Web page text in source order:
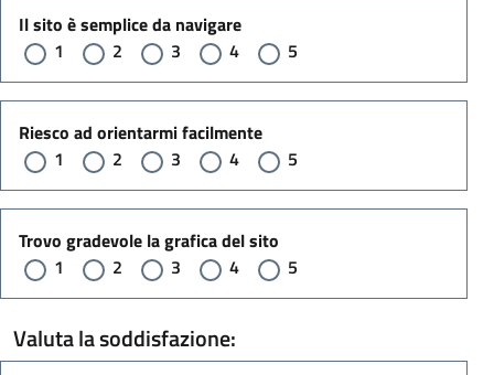
Il sito è semplice da navigare
1
2 3 4 5
Riesco ad orientarmi facilmente
1
2 3 4 5
Trovo gradevole la grafica del sito
1
2 3 4 5
Valuta la soddisfazione: